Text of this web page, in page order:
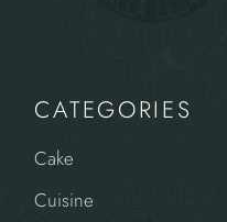
CATEGORIES
Cake
Cuisine